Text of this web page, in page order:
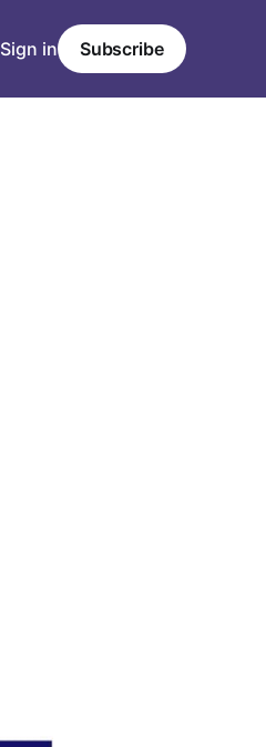
Sign in Subscribe